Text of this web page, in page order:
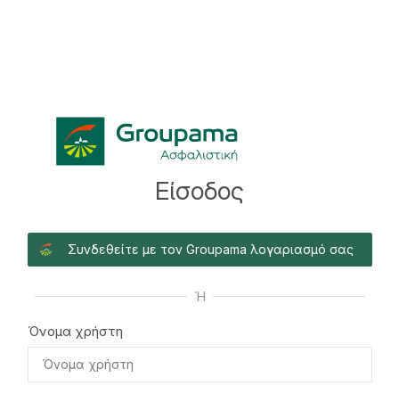
Είσοδος
Συνδεθείτε με τον Groupama λογαριασμό σας
Ή
Όνομα χρήστη